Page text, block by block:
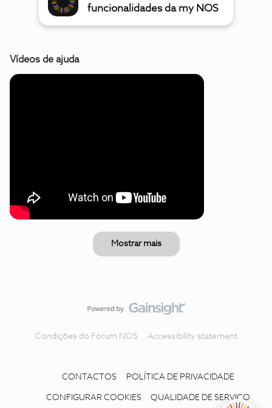
funcionalidades da my NOS
Vídeos de ajuda
Mostrar mais
Condições do Fórum NOS Accessibility statement
CONTACTOS POLÍTICA DE PRIVACIDADE
CONFIGURAR COOKIES QUALIDADE DE SERVIÇO